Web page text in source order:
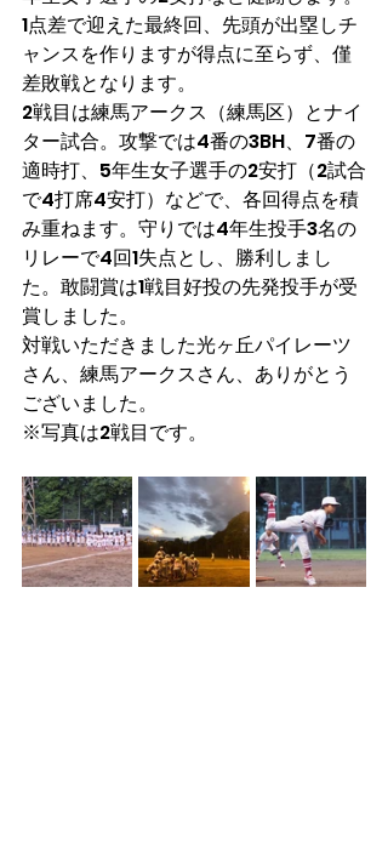
1点差で迎えた最終回、先頭が出塁しチ
ャンスを作りますが得点に至らず、僅
差敗戦となります。
2戦目は練馬アークス（練馬区）とナイ
ター試合。攻撃では4番の3BH、7番の
適時打、5年生女子選手の2安打（2試合
で4打席4安打）などで、各回得点を積
み重ねます。守りでは4年生投手3名の
リレーで4回1失点とし、勝利しまし
た。敢闘賞は1戦目好投の先発投手が受
賞しました。
対戦いただきました光ヶ丘パイレーツ
さん、練馬アークスさん、ありがとう
ございました。
※写真は2戦目です。